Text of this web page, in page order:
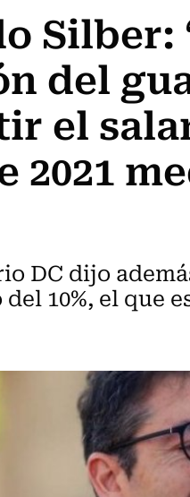
Silber:
del
el
2021
DC dijo
10%, el que